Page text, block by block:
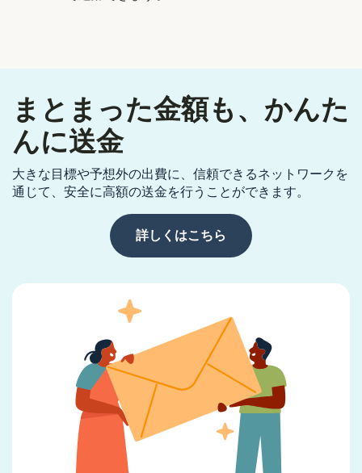
まとまった金額も、かんた
んに送金
大きな目標や予想外の出費に、信頼できるネットワークを
通じて、安全に高額の送金を行うことができます。
詳しくはこちら